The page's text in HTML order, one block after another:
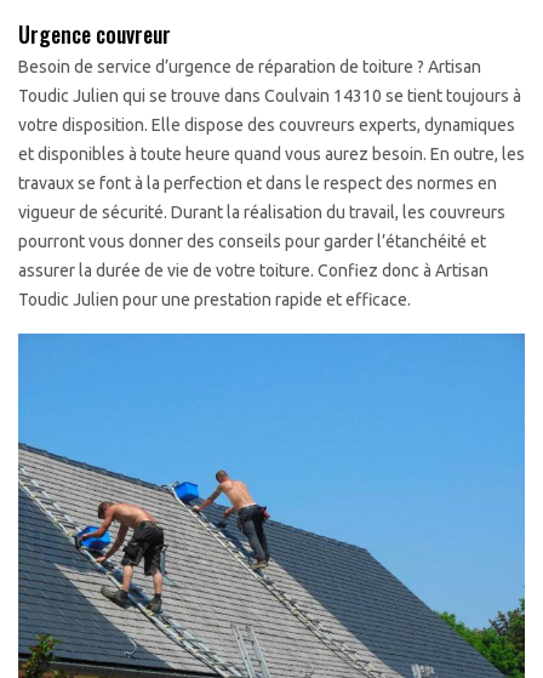
Urgence couvreur
Besoin de service d’urgence de réparation de toiture ? Artisan
Toudic Julien qui se trouve dans Coulvain 14310 se tient toujours à
votre disposition. Elle dispose des couvreurs experts, dynamiques
et disponibles à toute heure quand vous aurez besoin. En outre, les
travaux se font à la perfection et dans le respect des normes en
vigueur de sécurité. Durant la réalisation du travail, les couvreurs
pourront vous donner des conseils pour garder l’étanchéité et
assurer la durée de vie de votre toiture. Confiez donc à Artisan
Toudic Julien pour une prestation rapide et efficace.